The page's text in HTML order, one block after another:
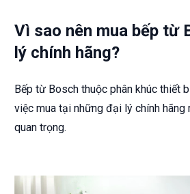
Vì sao nên mua bếp từ
lý chính hãng?
Bếp từ Bosch thuộc phân khúc thiết
việc mua tại những đại lý chính hãng
quan trọng.